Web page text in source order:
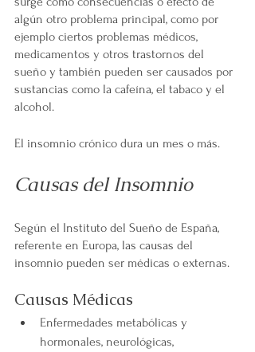
algún otro problema principal, como por
ejemplo ciertos problemas médicos,
medicamentos y otros trastornos del
sueño y también pueden ser causados por
sustancias como la cafeína, el tabaco y el
alcohol.
El insomnio crónico dura un mes o más.
Causas del Insomnio
Según el Instituto del Sueño de España,
referente en Europa, las causas del
insomnio pueden ser médicas o externas.
Causas Médicas
Enfermedades metabólicas y
hormonales, neurológicas,